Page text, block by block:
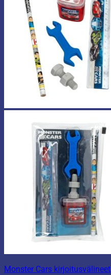
Monster Cars kirjoitusvälineet